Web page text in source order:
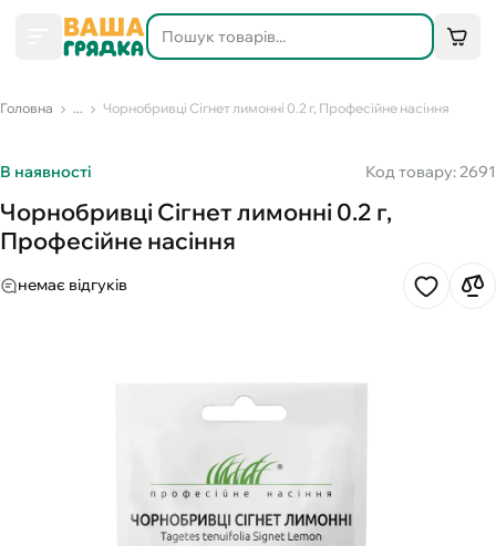
Головна ... Чорнобривці Сігнет лимонні 0.2 г, Професійне насіння
В наявності Код товару: 2691
Чорнобривці Сігнет лимонні 0.2 г,
Професійне насіння
немає відгуків